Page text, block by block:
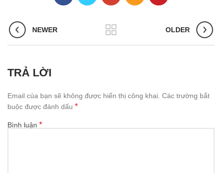
NEWER OLDER
TRẢ LỜI
Email của bạn sẽ không được hiển thị công khai. Các trường bắt
buộc được đánh dấu *
Bình luận *